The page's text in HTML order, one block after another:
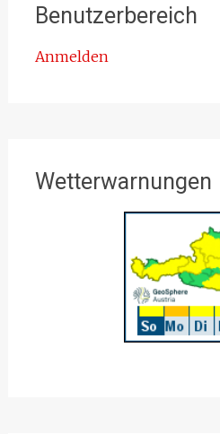
Benutzerbereich
Anmelden
Wetterwarnungen